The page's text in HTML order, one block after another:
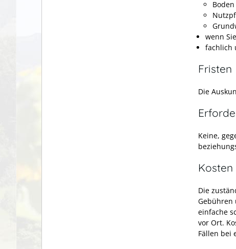
Boden
wenn
fachlich
Fristen
Die
Keine,
Kosten
Die
Gebühren
einfache
vor Ort.
Fällen bei